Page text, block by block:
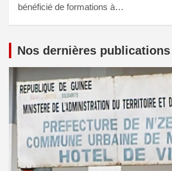
bénéficié de formations à…
Nos dernières publications